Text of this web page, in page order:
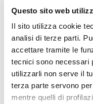
Questo sito web
Il sito utilizza cookie
analisi di terze parti.
accettare tramite le
tecnici sono necessari
utilizzarli non serve il
terza parte servono
mentre quelli di
Agriturismi